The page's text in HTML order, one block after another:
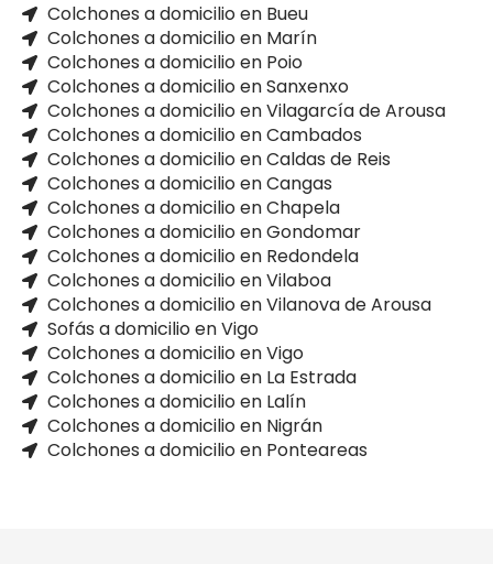
Colchones a domicilio en Bueu
Colchones a domicilio en Marín
Colchones a domicilio en Poio
Colchones a domicilio en Sanxenxo
Colchones a domicilio en Vilagarcía de Arousa
Colchones a domicilio en Cambados
Colchones a domicilio en Caldas de Reis
Colchones a domicilio en Cangas
Colchones a domicilio en Chapela
Colchones a domicilio en Gondomar
Colchones a domicilio en Redondela
Colchones a domicilio en Vilaboa
Colchones a domicilio en Vilanova de Arousa
Sofás a domicilio en Vigo
Colchones a domicilio en Vigo
Colchones a domicilio en La Estrada
Colchones a domicilio en Lalín
Colchones a domicilio en Nigrán
Colchones a domicilio en Ponteareas